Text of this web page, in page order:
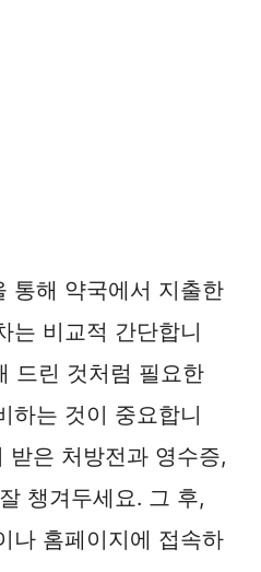
통해 약국에서 지출한
는 비교적 간단합니
드린 것처럼 필요한
하는 것이 중요합니
받은 처방전과 영수증,
챙겨두세요. 그 후,
나 홈페이지에 접속하